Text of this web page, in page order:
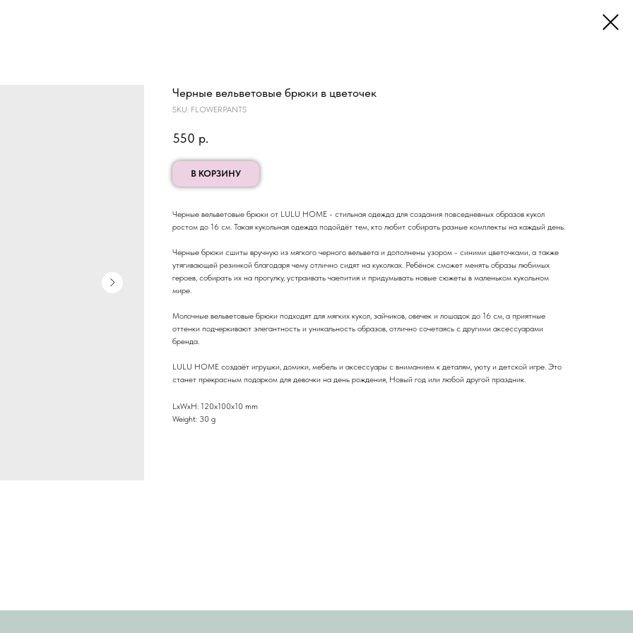
Черные вельветовые брюки в цветочек
SKU: FLOWERPANTS
550 р.
В КОРЗИНУ
Черные вельветовые брюки от LULU HOME - стильная одежда для создания повседневных образов кукол
ростом до 16 см. Такая кукольная одежда подойдёт тем, кто любит собирать разные комплекты на каждый день.
Черные брюки сшиты вручную из мягкого черного вельвета и дополнены узором - синими цветочками, а также
утягивающей резинкой благодаря чему отлично сидят на куколках. Ребёнок сможет менять образы любимых
героев, собирать их на прогулку, устраивать чаепития и придумывать новые сюжеты в маленьком кукольном
мире.
Молочные вельветовые брюки подходят для мягких кукол, зайчиков, овечек и лошадок до 16 см, а приятные
оттенки подчеркивают элегантность и уникальность образов, отлично сочетаясь с другими аксессуарами
бренда.
LULU HOME создаёт игрушки, домики, мебель и аксессуары с вниманием к деталям, уюту и детской игре. Это
станет прекрасным подарком для девочки на день рождения, Новый год или любой другой праздник.
LxWxH: 120x100x10 mm
Weight: 30 g